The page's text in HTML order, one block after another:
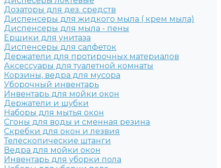
Дозаторы для дез. средств
Диспенсеры для жидкого мыла ( крем мыла)
Диспенсеры для мыла - пены
Ершики для унитаза
Диспенсеры для салфеток
Держатели для протирочных материалов
Аксессуары для туалетной комнаты
Корзины, ведра для мусора
Уборочный инвентарь
Инвентарь для мойки окон
Держатели и шубки
Наборы для мытья окон
Сгоны для воды и сменная резина
Скребки для окон и лезвия
Телескопические штанги
Ведра для мойки окон
Инвентарь для уборки пола